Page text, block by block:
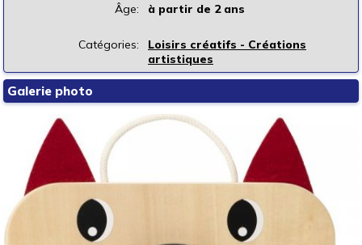
Âge: à partir de 2 ans
Catégories:
Loisirs créatifs - Créations
artistiques
Galerie photo